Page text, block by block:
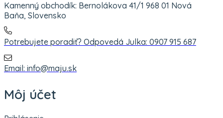
Kamenný obchodík: Bernolákova 41/1 968 01 Nová
Baňa, Slovensko
Potrebujete poradiť? Odpovedá Julka: 0907 915 687
Email: info@maju.sk
Môj účet